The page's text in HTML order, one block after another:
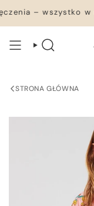
do
treści
– wszystko w
WYSZUKIWANIE
STRONA GŁÓWNA